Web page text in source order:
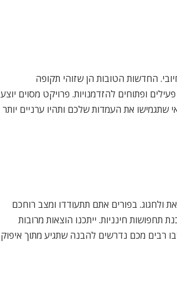
החדשות הטובות הן שזוהי תקופה
ופתוחים להזדמנויות. פרויקט מסוים יוצע
את העמדות שלכם ותהיו ערניים יותר
בפורים אתם תתעודדו ומצב רוחכם
תחפושות חינניות. ייתכנו הוצאות מרובות
רבים מכם נדרשים להבנה שתגיע מתוך איפוק